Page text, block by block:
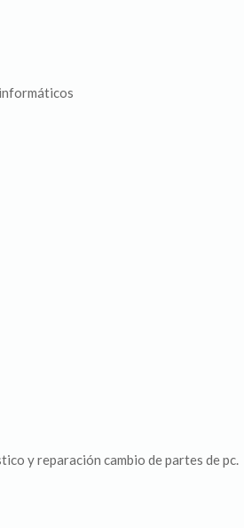
y reparación cambio de partes de pc.